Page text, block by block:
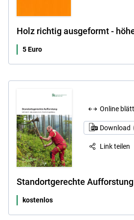
Holz richtig ausgeformt -
5 Euro
Online
Download
Link teilen
Standortgerechte Aufforstung
kostenlos